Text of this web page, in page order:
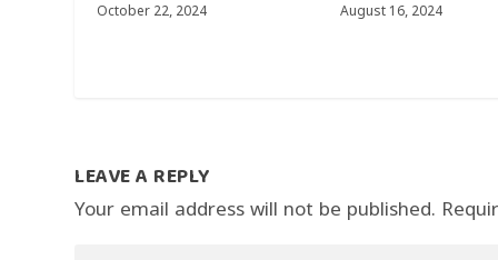
October 22, 2024 August 16, 2024
LEAVE A REPLY
Your email address will not be published.